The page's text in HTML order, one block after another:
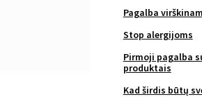
Pagalba
Stop alergijoms
Pirmoji pagalba
produktais
Kad širdis būtų